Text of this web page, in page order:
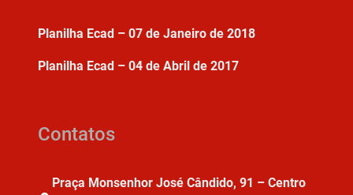
Planilha Ecad – 07 de Janeiro de 2018
Planilha Ecad – 04 de Abril de 2017
Contatos
Praça Monsenhor José Cândido, 91 – Centro